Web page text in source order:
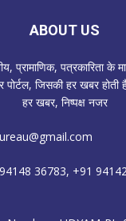
ABOUT US
प्रामाणिक, पत्रकारिता के
पोर्टल, जिसकी हर खबर होती
हर खबर, निष्पक्ष नजर
36783, +91